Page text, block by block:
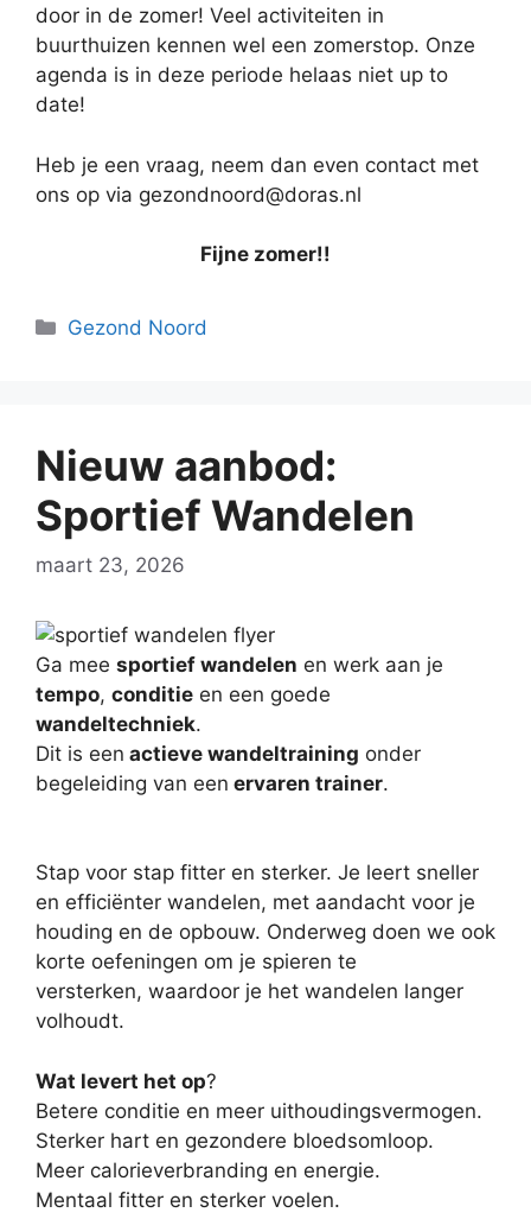
door in de zomer! Veel activiteiten in
buurthuizen kennen wel een zomerstop. Onze
agenda is in deze periode helaas niet up to
date!
Heb je een vraag, neem dan even contact met
ons op via gezondnoord@doras.nl
Fijne zomer!!
Categorieën
Gezond Noord
Nieuw aanbod:
Sportief Wandelen
maart 23, 2026
Ga mee sportief wandelen en werk aan je
tempo, conditie en een goede
wandeltechniek.
Dit is een actieve wandeltraining onder
begeleiding van een ervaren trainer.
Stap voor stap fitter en sterker. Je leert sneller
en efficiënter wandelen, met aandacht voor je
houding en de opbouw. Onderweg doen we ook
korte oefeningen om je spieren te
versterken, waardoor je het wandelen langer
volhoudt.
Wat levert het op?
Betere conditie en meer uithoudingsvermogen.
Sterker hart en gezondere bloedsomloop.
Meer calorieverbranding en energie.
Mentaal fitter en sterker voelen.